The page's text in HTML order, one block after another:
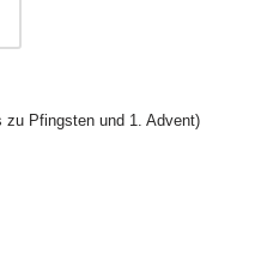
zu Pfingsten und 1. Advent)